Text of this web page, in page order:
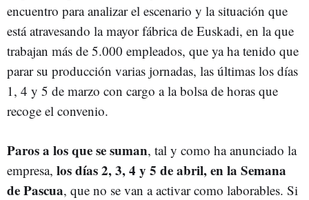
encuentro para analizar el escenario y la situación que
está atravesando la mayor fábrica de Euskadi, en la que
trabajan más de 5.000 empleados, que ya ha tenido que
parar su producción varias jornadas, las últimas los días
1, 4 y 5 de marzo con cargo a la bolsa de horas que
recoge el convenio.
Paros a los que se suman, tal y como ha anunciado la
empresa, los días 2, 3, 4 y 5 de abril, en la Semana
de Pascua, que no se van a activar como laborables. Si